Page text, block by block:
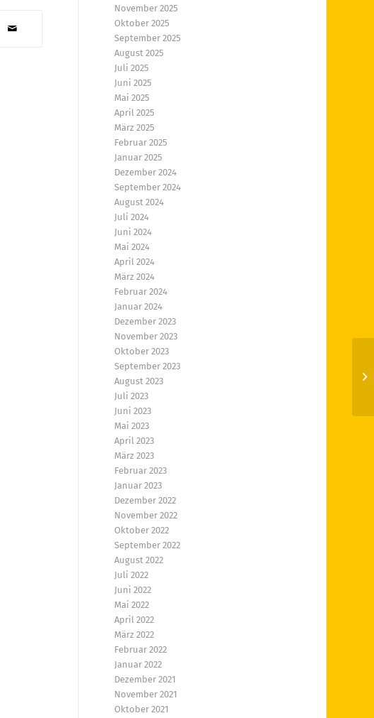
November 2025
Oktober 2025
September 2025
August 2025
Juli 2025
Juni 2025
Mai 2025
April 2025
März 2025
Februar 2025
Januar 2025
Dezember 2024
September 2024
August 2024
Juli 2024
Juni 2024
Mai 2024
April 2024
März 2024
Februar 2024
Januar 2024
Dezember 2023
November 2023
Oktober 2023
September 2023
August 2023
Juli 2023
Juni 2023
Mai 2023
April 2023
März 2023
Februar 2023
Januar 2023
Dezember 2022
November 2022
Oktober 2022
September 2022
August 2022
Juli 2022
Juni 2022
Mai 2022
April 2022
März 2022
Februar 2022
Januar 2022
Dezember 2021
November 2021
Oktober 2021